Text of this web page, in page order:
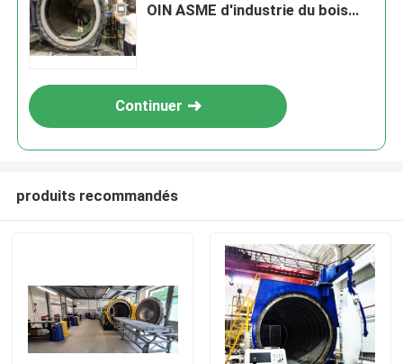
OIN ASME d'industrie du bois
Continuer
produits recommandés